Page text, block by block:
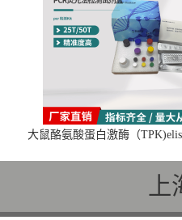
大鼠酪氨酸蛋白激酶（